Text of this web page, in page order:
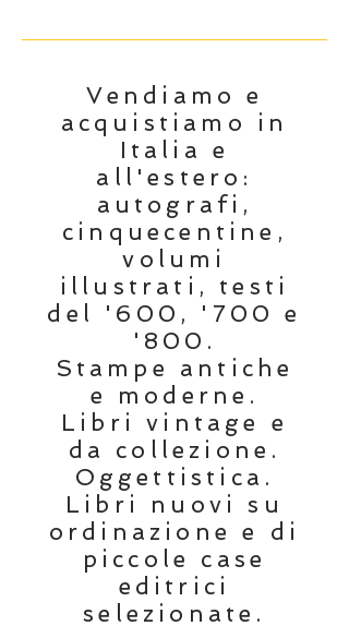
Vendiamo e
acquistiamo in
Italia e
all'estero:
autografi,
cinquecentine,
volumi
illustrati, testi
del '600, '700 e
'800.
Stampe antiche
e moderne.
Libri vintage e
da collezione.
Oggettistica.
Libri nuovi su
ordinazione e di
piccole case
editrici
selezionate.